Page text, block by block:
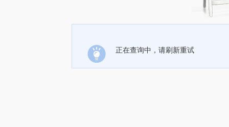
正在查询中，请刷新重试